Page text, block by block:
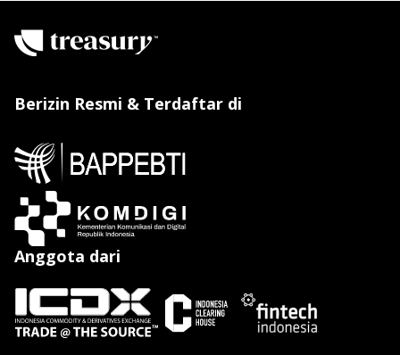
Berizin Resmi & Terdaftar di
Anggota dari